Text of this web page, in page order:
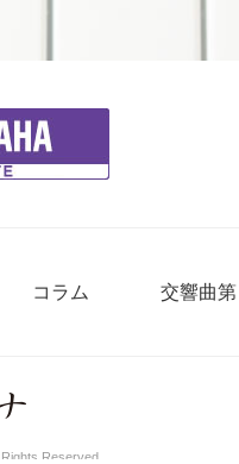
コラム 交響曲第
Reserved.